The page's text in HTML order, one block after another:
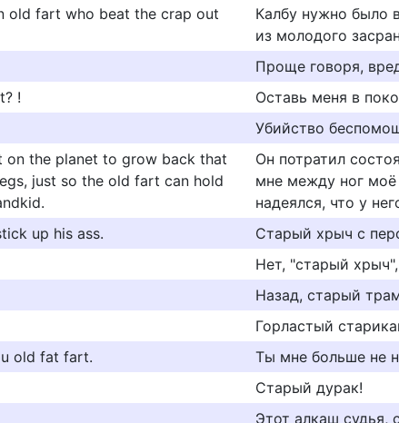
old fart who beat the crap out
Калбу нужно было
из молодого
Проще говоря,
!
Оставь меня в
Убийство
on the planet to grow back that
just so the old fart can hold
Он потратил
мне между ног моё
надеялся, что у
up his ass.
Старый хрыч с
Нет, "старый
Назад, старый
Горластый
old fat fart.
Ты мне больше не
Старый дурак!
Этот алкаш судья,